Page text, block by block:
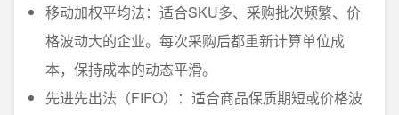
移动加权平均法：适合SKU多、采购批次频繁、价
格波动大的企业。每次采购后都重新计算单位成
本，保持成本的动态平滑。
先进先出法（FIFO）：适合商品保质期短或价格波